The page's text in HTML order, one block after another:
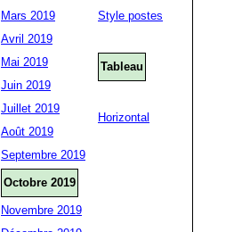
Mars 2019
Avril 2019
Mai 2019
Juin 2019
Juillet 2019
Août 2019
Septembre 2019
Octobre 2019
Novembre 2019
Style postes
Tableau
Horizontal